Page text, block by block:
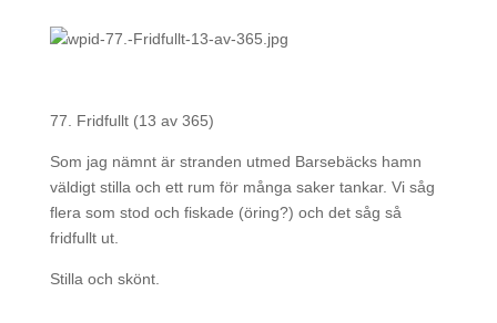
77. Fridfullt (13 av 365)
Som jag nämnt är stranden utmed Barsebäcks hamn
väldigt stilla och ett rum för många saker tankar. Vi såg
flera som stod och fiskade (öring?) och det såg så
fridfullt ut.
Stilla och skönt.